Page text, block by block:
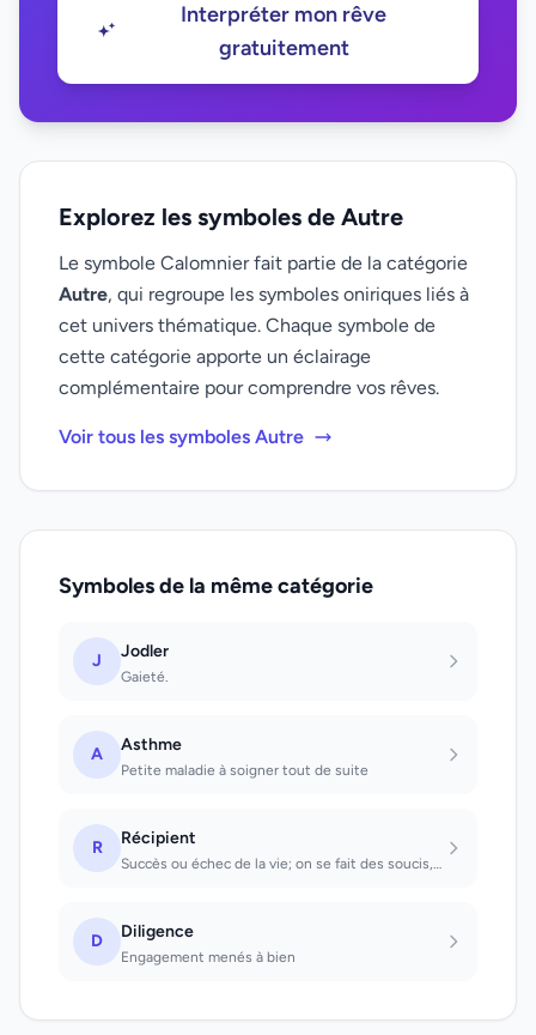
Interpréter mon rêve
gratuitement
Explorez les symboles de Autre
Le symbole Calomnier fait partie de la catégorie
Autre, qui regroupe les symboles oniriques liés à
cet univers thématique. Chaque symbole de
cette catégorie apporte un éclairage
complémentaire pour comprendre vos rêves.
Voir tous les symboles Autre
Symboles de la même catégorie
J Jodler
Gaieté.
A Asthme
Petite maladie à soigner tout de suite
R Récipient
Succès ou échec de la vie; on se fait des soucis, mais on devrait avoir confianc...
D Diligence
Engagement menés à bien